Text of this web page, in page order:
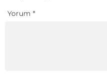
Yorum *